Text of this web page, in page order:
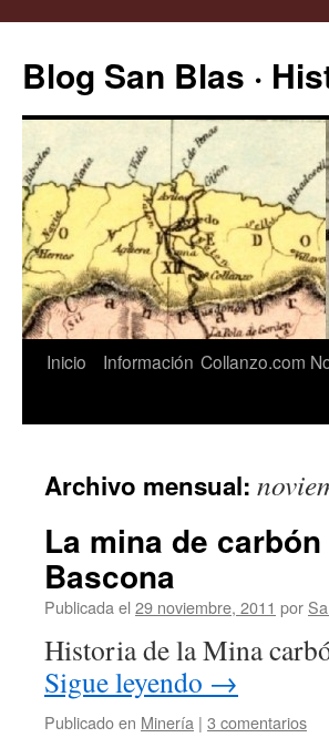
contenido
Blog San Blas ·
Inicio Información Collanzo.com
Archivo mensual:
La mina de
Bascona
Publicada el 29 noviembre, 2011 por
Historia de la Mina
Sigue leyendo →
Publicado en Minería | 3 comentarios